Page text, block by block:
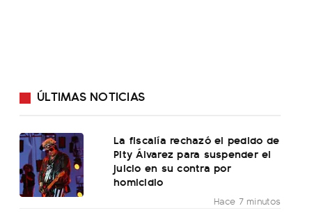
ÚLTIMAS NOTICIAS
La fiscalía rechazó el pedido de
Pity Álvarez para suspender el
juicio en su contra por
homicidio
Hace 7 minutos